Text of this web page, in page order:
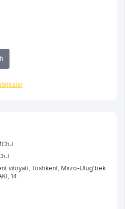
viloyati,Toshkent, Mirzo-Ulug'bek
, 14